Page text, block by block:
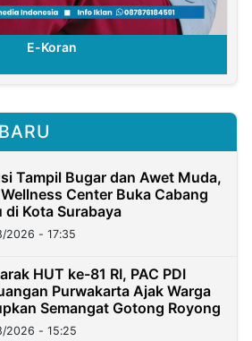
E-Koran
Tampil Bugar dan Awet Muda,
Center Buka Cabang
di Kota Surabaya
2026 - 17:35
HUT ke-81 RI, PAC PDI
Purwakarta Ajak Warga
Semangat Gotong Royong
2026 - 15:25